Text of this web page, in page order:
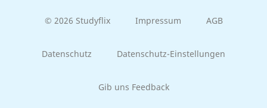
© 2026 Studyflix Impressum AGB
Datenschutz Datenschutz-Einstellungen
Gib uns Feedback